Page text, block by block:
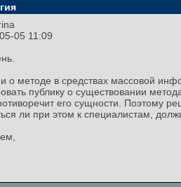
05 11:09
о методе в средствах массовой
публику о существовании
его сущности. Поэтому
ли при этом к специалистам,